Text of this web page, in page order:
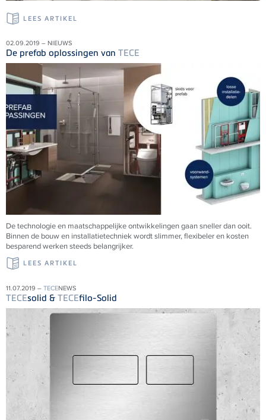
LEES ARTIKEL
02.09.2019 – NIEUWS
De prefab oplossingen van TECE
De technologie en maatschappelijke ontwikkelingen gaan sneller dan ooit.
Binnen de bouw en installatietechniek wordt slimmer, flexibeler en kosten
besparend werken steeds belangrijker.
LEES ARTIKEL
11.07.2019 – TECENEWS
TECEsolid & TECEfilo-Solid